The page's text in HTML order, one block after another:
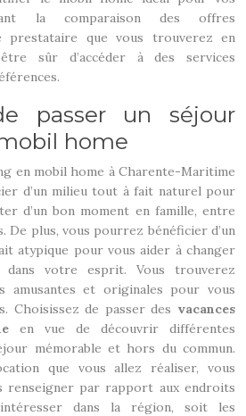
la comparaison des offres
prestataire que vous trouverez en
sûr d’accéder à des services
passer un séjour
home
en mobil home à Charente-Maritime
d’un milieu tout à fait naturel pour
d’un bon moment en famille, entre
De plus, vous pourrez bénéficier d’un
atypique pour vous aider à changer
votre esprit. Vous trouverez
amusantes et originales pour vous
Choisissez de passer des vacances
en vue de découvrir différentes
mémorable et hors du commun.
que vous allez réaliser, vous
renseigner par rapport aux endroits
dans la région, soit les